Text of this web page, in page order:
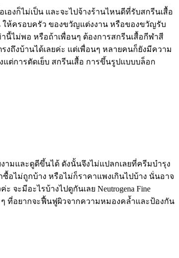
องก็ไม่เป็น และจะไปจ้างร้านไหนดีที่รับสกรีนเสื้อ
ให้ครอบครัว ของขวัญแต่งงาน หรือของขวัญรับ
านี้ไม่พอ หรือถ้าเพื่อนๆ ต้องการสกรีนเสื้อกีฬาสี
งถึงบ้านได้เลยค่ะ แต่เพื่อนๆ หลายคนก็ยังมีความ
แต่การตัดเย็บ สกรีนเสื้อ การขึ้นรูปแบบบล็อก
ามและดูดีขึ้นได้ ดังนั้นจึงไม่แปลกเลยที่ครีมบำรุง
ไม่ถูกบ้าง หรือไม่ก็ราคาแพงเกินไปบ้าง นั่นอาจ
ะมีอะไรบ้างไปดูกันเลย Neutrogena Fine
ๆ ที่อยากจะฟื้นฟูผิวจากความหมองคล้ำและป้องกัน